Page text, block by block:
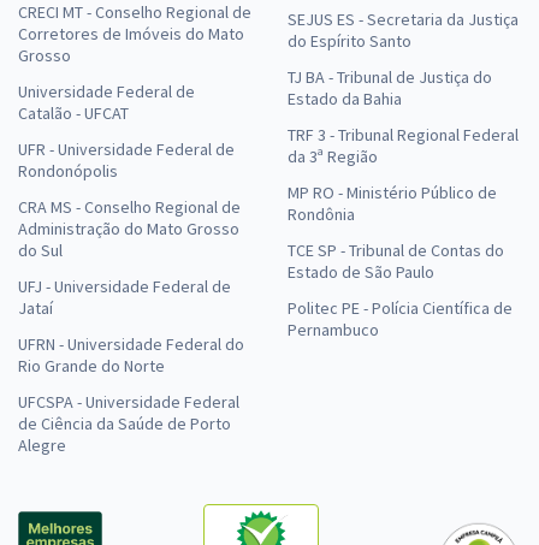
CRECI MT - Conselho Regional de
Corretores de Imóveis do Mato
Grosso
Universidade Federal de
Catalão - UFCAT
UFR - Universidade Federal de
Rondonópolis
CRA MS - Conselho Regional de
Administração do Mato Grosso
do Sul
UFJ - Universidade Federal de
Jataí
UFRN - Universidade Federal do
Rio Grande do Norte
UFCSPA - Universidade Federal
de Ciência da Saúde de Porto
Alegre
SEJUS ES - Secretaria da Justiça
do Espírito Santo
TJ BA - Tribunal de Justiça do
Estado da Bahia
TRF 3 - Tribunal Regional Federal
da 3ª Região
MP RO - Ministério Público de
Rondônia
TCE SP - Tribunal de Contas do
Estado de São Paulo
Politec PE - Polícia Científica de
Pernambuco